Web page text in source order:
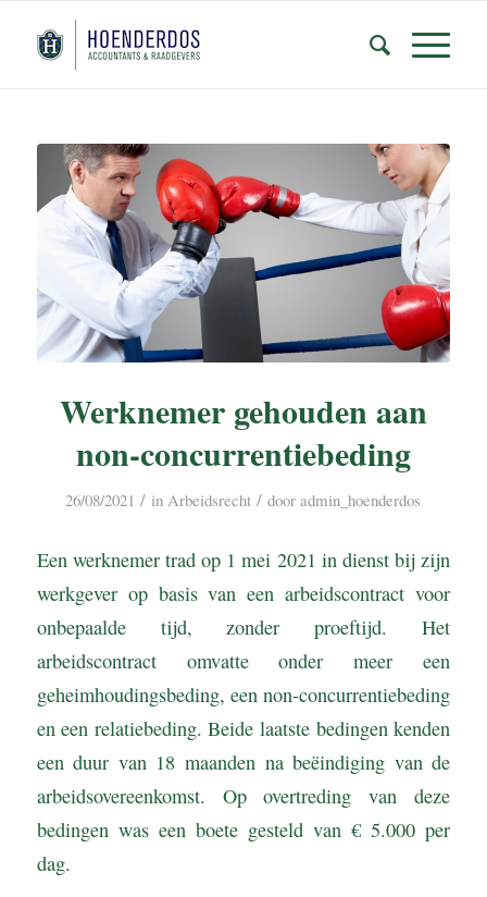
Werknemer gehouden aan
non-concurrentiebeding
26/08/2021 / inArbeidsrecht / dooradmin_hoenderdos
Een werknemer trad op 1 mei 2021 in dienst bij zijn
werkgever op basis van een arbeidscontract voor
onbepaalde tijd, zonder proeftijd. Het
arbeidscontract omvatte onder meer een
geheimhoudingsbeding, een non-concurrentiebeding
en een relatiebeding. Beide laatste bedingen kenden
een duur van 18 maanden na beëindiging van de
arbeidsovereenkomst. Op overtreding van deze
bedingen was een boete gesteld van € 5.000 per
dag.